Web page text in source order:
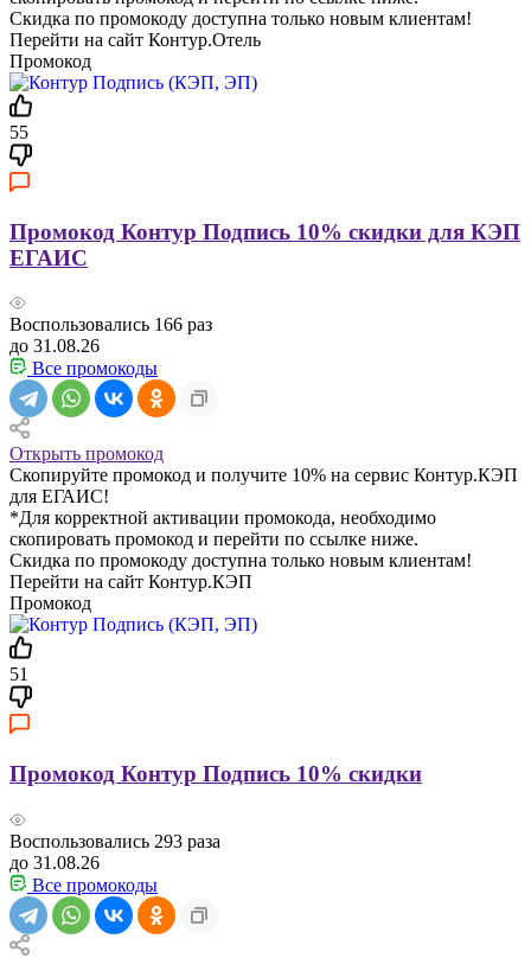
Скидка по промокоду доступна только новым клиентам!
Перейти на сайт Контур.Отель
Промокод
55
Промокод Контур Подпись 10% скидки для КЭП
ЕГАИС
Воспользовались 166 раз
до 31.08.26
Все промокоды
Открыть промокод
Скопируйте промокод и получите 10% на сервис Контур.КЭП
для ЕГАИС!
*Для корректной активации промокода, необходимо
скопировать промокод и перейти по ссылке ниже.
Скидка по промокоду доступна только новым клиентам!
Перейти на сайт Контур.КЭП
Промокод
51
Промокод Контур Подпись 10% скидки
Воспользовались 293 раза
до 31.08.26
Все промокоды